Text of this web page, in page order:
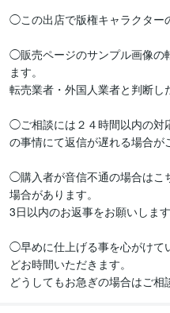
◯この出店で版権キャラクター
◯販売ページのサンプル画像の
ます。
転売業者・外国人業者と判断し
◯ご相談には２４時間以内の対
の事情にて返信が遅れる場合が
◯購入者が音信不通の場合はこ
場合があります。
3日以内のお返事をお願いします
◯早めに仕上げる事を心がけて
どお時間いただきます。
どうしてもお急ぎの場合はご相